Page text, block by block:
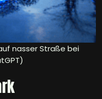
nasser Straße bei